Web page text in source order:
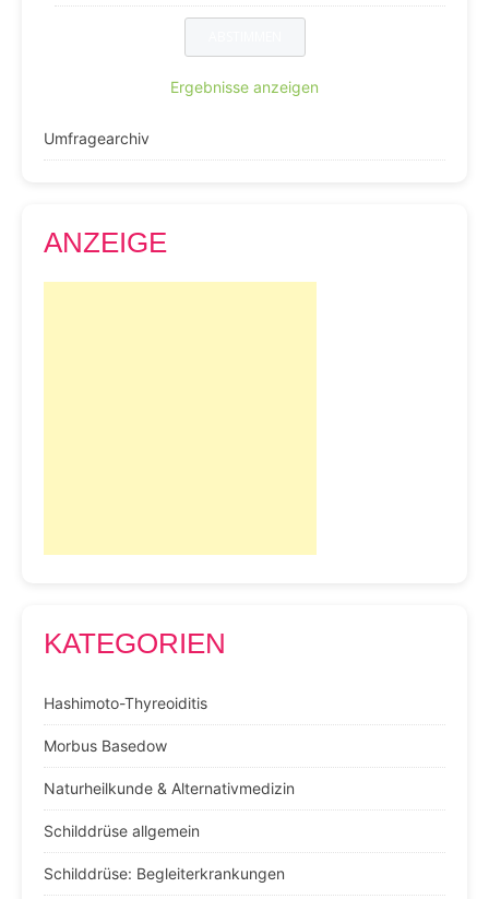
Ergebnisse anzeigen
Umfragearchiv
ANZEIGE
KATEGORIEN
Hashimoto-Thyreoiditis
Morbus Basedow
Naturheilkunde & Alternativmedizin
Schilddrüse allgemein
Schilddrüse: Begleiterkrankungen